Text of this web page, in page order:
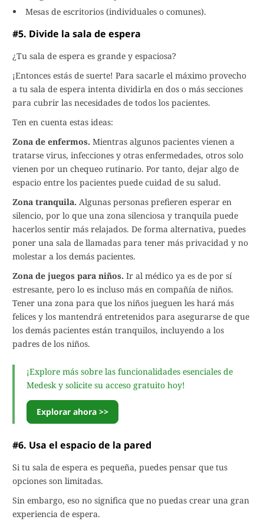
Mesas de escritorios (individuales o comunes).
#5. Divide la sala de espera
¿Tu sala de espera es grande y espaciosa?
¡Entonces estás de suerte! Para sacarle el máximo provecho
a tu sala de espera intenta dividirla en dos o más secciones
para cubrir las necesidades de todos los pacientes.
Ten en cuenta estas ideas:
Zona de enfermos. Mientras algunos pacientes vienen a
tratarse virus, infecciones y otras enfermedades, otros solo
vienen por un chequeo rutinario. Por tanto, dejar algo de
espacio entre los pacientes puede cuidad de su salud.
Zona tranquila. Algunas personas prefieren esperar en
silencio, por lo que una zona silenciosa y tranquila puede
hacerlos sentir más relajados. De forma alternativa, puedes
poner una sala de llamadas para tener más privacidad y no
molestar a los demás pacientes.
Zona de juegos para niños. Ir al médico ya es de por sí
estresante, pero lo es incluso más en compañía de niños.
Tener una zona para que los niños jueguen les hará más
felices y los mantendrá entretenidos para asegurarse de que
los demás pacientes están tranquilos, incluyendo a los
padres de los niños.
¡Explore más sobre las funcionalidades esenciales de
Medesk y solicite su acceso gratuito hoy!
Explorar ahora >>
#6. Usa el espacio de la pared
Si tu sala de espera es pequeña, puedes pensar que tus
opciones son limitadas.
Sin embargo, eso no significa que no puedas crear una gran
experiencia de espera.